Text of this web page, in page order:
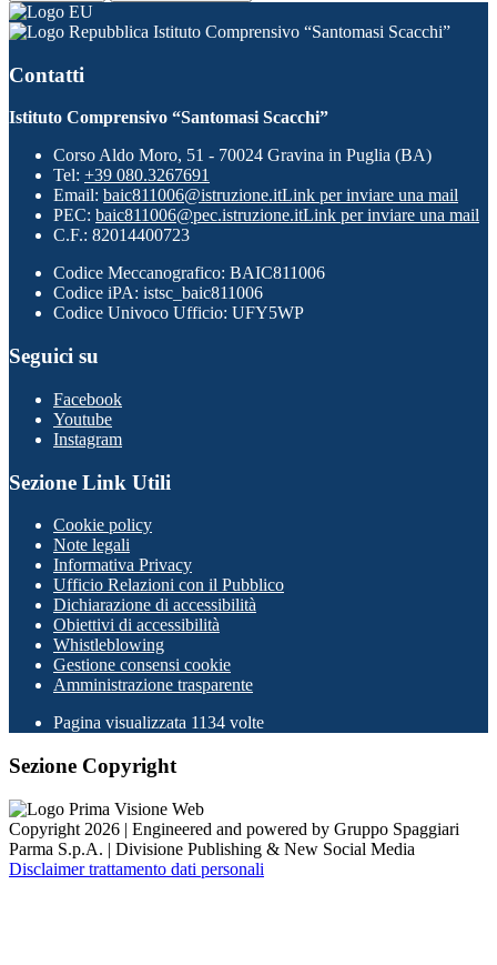
Istituto Comprensivo “Santomasi Scacchi”
Contatti
Istituto Comprensivo “Santomasi Scacchi”
Corso Aldo Moro, 51 - 70024 Gravina in Puglia (BA)
Tel: +39 080.3267691
Email: baic811006@istruzione.itLink per inviare una mail
PEC: baic811006@pec.istruzione.itLink per inviare una mail
C.F.: 82014400723
Codice Meccanografico: BAIC811006
Codice iPA: istsc_baic811006
Codice Univoco Ufficio: UFY5WP
Seguici su
Facebook
Youtube
Instagram
Sezione Link Utili
Cookie policy
Note legali
Informativa Privacy
Ufficio Relazioni con il Pubblico
Dichiarazione di accessibilità
Obiettivi di accessibilità
Whistleblowing
Gestione consensi cookie
Amministrazione trasparente
Pagina visualizzata 1134 volte
Sezione Copyright
Copyright 2026 | Engineered and powered by Gruppo Spaggiari
Parma S.p.A. | Divisione Publishing & New Social Media
Disclaimer trattamento dati personali